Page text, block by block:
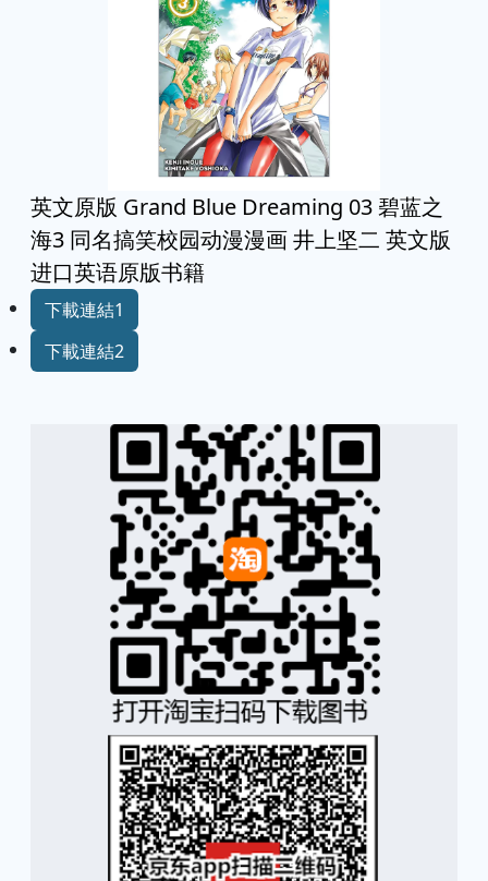
英文原版 Grand Blue Dreaming 03 碧蓝之
海3 同名搞笑校园动漫漫画 井上坚二 英文版
进口英语原版书籍
下載連結1
下載連結2